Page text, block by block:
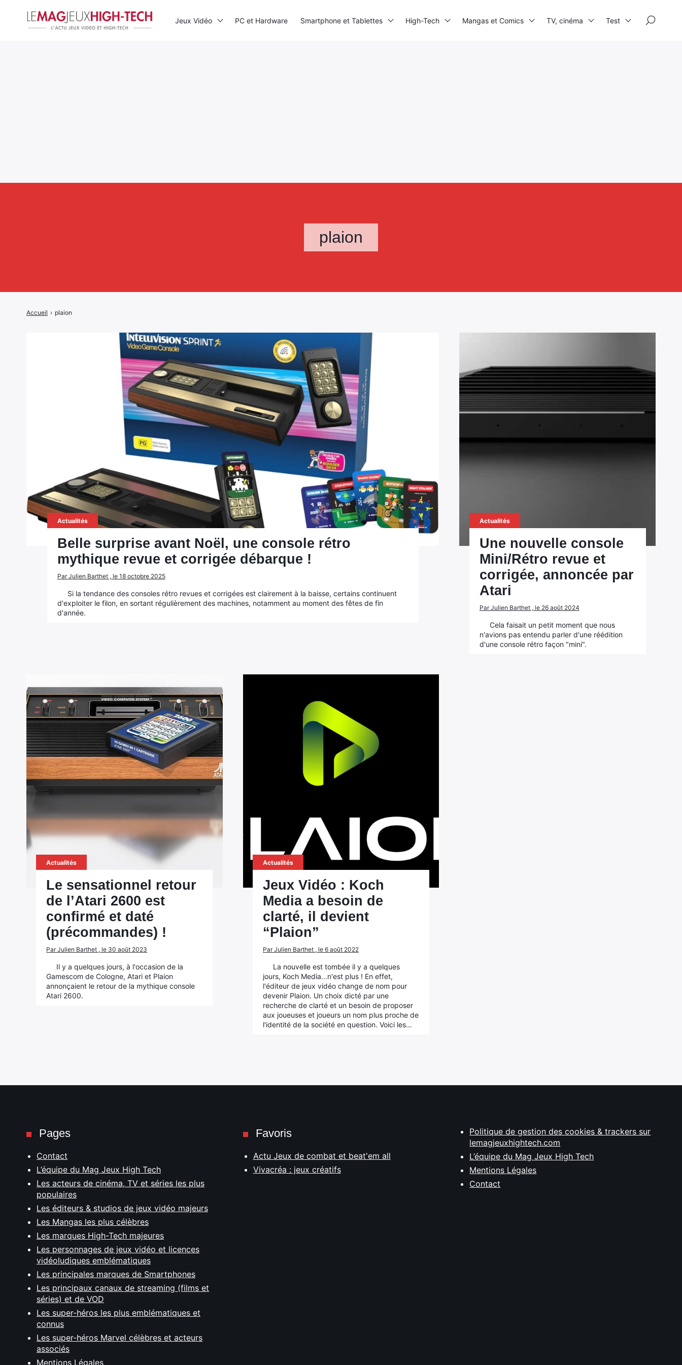
plaion
Accueil › plaion
Actualités
Belle surprise avant Noël, une console rétro
mythique revue et corrigée débarque !
Par Julien Barthet , le 18 octobre 2025
Si la tendance des consoles rétro revues et corrigées est clairement à la baisse, certains continuent
d'exploiter le filon, en sortant régulièrement des machines, notamment au moment des fêtes de fin
d'année.
Actualités
Une nouvelle console
Mini/Rétro revue et
corrigée, annoncée par
Atari
Par Julien Barthet , le 26 août 2024
Cela faisait un petit moment que nous
n'avions pas entendu parler d'une réédition
d'une console rétro façon "mini".
Actualités
Le sensationnel retour
de l’Atari 2600 est
confirmé et daté
(précommandes) !
Par Julien Barthet , le 30 août 2023
Il y a quelques jours, à l'occasion de la
Gamescom de Cologne, Atari et Plaion
annonçaient le retour de la mythique console
Atari 2600.
Actualités
Jeux Vidéo : Koch
Media a besoin de
clarté, il devient
“Plaion”
Par Julien Barthet , le 6 août 2022
La nouvelle est tombée il y a quelques
jours, Koch Media...n'est plus ! En effet,
l'éditeur de jeux vidéo change de nom pour
devenir Plaion. Un choix dicté par une
recherche de clarté et un besoin de proposer
aux joueuses et joueurs un nom plus proche de
l'identité de la société en question. Voici les…
Jeux Vidéo PC et Hardware Smartphone et Tablettes High-Tech Mangas et Comics TV, cinéma Test
Pages
Contact
L’équipe du Mag Jeux High Tech
Les acteurs de cinéma, TV et séries les plus
populaires
Les éditeurs & studios de jeux vidéo majeurs
Les Mangas les plus célèbres
Les marques High-Tech majeures
Les personnages de jeux vidéo et licences
vidéoludiques emblématiques
Les principales marques de Smartphones
Les principaux canaux de streaming (films et
séries) et de VOD
Les super-héros les plus emblématiques et
connus
Les super-héros Marvel célèbres et acteurs
associés
Mentions Légales
Favoris
Actu Jeux de combat et beat'em all
Vivacréa : jeux créatifs
Politique de gestion des cookies & trackers sur
lemagjeuxhightech.com
L’équipe du Mag Jeux High Tech
Mentions Légales
Contact